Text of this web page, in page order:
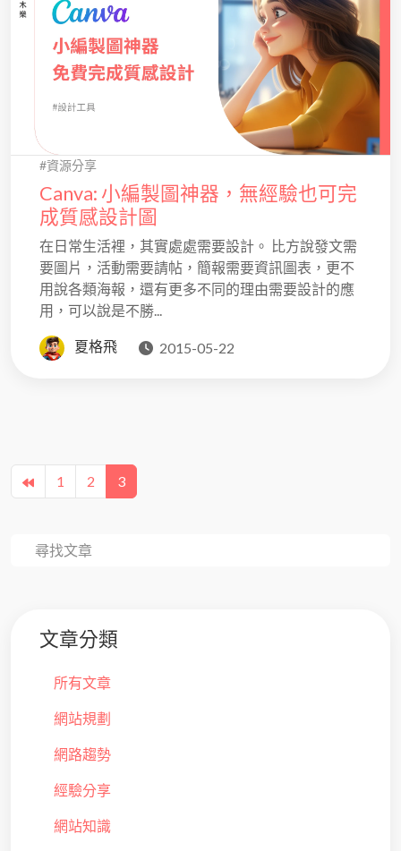
#資源分享
Canva: 小編製圖神器，無經驗也可完
成質感設計圖
在日常生活裡，其實處處需要設計。 比方說發文需
要圖片，活動需要請帖，簡報需要資訊圖表，更不
用說各類海報，還有更多不同的理由需要設計的應
用，可以說是不勝...
夏格飛 2015-05-22
1 2 3
文章分類
所有文章
網站規劃
網路趨勢
經驗分享
網站知識